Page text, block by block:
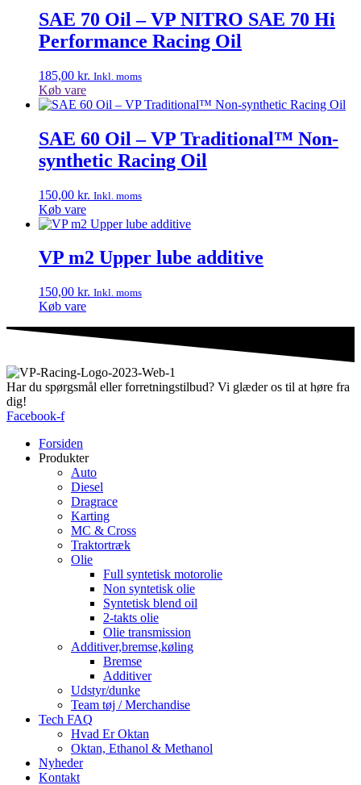
SAE 70 Oil – VP NITRO SAE 70 Hi
Performance Racing Oil
185,00 kr. Inkl. moms
Køb vare
SAE 60 Oil – VP Traditional™ Non-
synthetic Racing Oil
150,00 kr. Inkl. moms
Køb vare
VP m2 Upper lube additive
150,00 kr. Inkl. moms
Køb vare
Har du spørgsmål eller forretningstilbud? Vi glæder os til at høre fra
dig!
Facebook-f
Forsiden
Produkter
Auto
Diesel
Dragrace
Karting
MC & Cross
Traktortræk
Olie
Full syntetisk motorolie
Non syntetisk olie
Syntetisk blend oil
2-takts olie
Olie transmission
Additiver,bremse,køling
Bremse
Additiver
Udstyr/dunke
Team tøj / Merchandise
Tech FAQ
Hvad Er Oktan
Oktan, Ethanol & Methanol
Nyheder
Kontakt